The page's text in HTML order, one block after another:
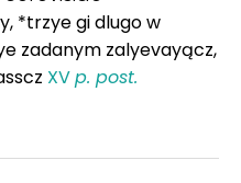
*trzye gi dlugo w
zadanym zalyevayącz,
XVp. post.